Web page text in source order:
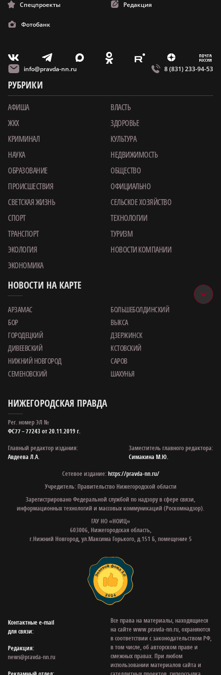
Спецпроекты Редакция
Фотобанк
V T X O E Z m
info@pravda-nn.ru 8 (831) 233-94-53
РУБРИКИ
АФИША
ВЛАСТЬ
ЖКХ
ЗДОРОВЬЕ
КРИМИНАЛ
КУЛЬТУРА
НАУКА
НЕДВИЖИМОСТЬ
ОБРАЗОВАНИЕ
ОБЩЕСТВО
ПРОИСШЕСТВИЯ
ОФИЦИАЛЬНО
СВЕТСКАЯ ЖИЗНЬ
СЕЛЬСКОЕ ХОЗЯЙСТВО
СПОРТ
ТЕХНОЛОГИИ
ТРАНСПОРТ
ТУРИЗМ
ЭКОЛОГИЯ
НОВОСТИ КОМПАНИИ
ЭКОНОМИКА
НОВОСТИ НА КАРТЕ
АРЗАМАС
БОЛЬШЕБОЛДИНСКИЙ
БОР
ВЫКСА
ГОРОДЕЦКИЙ
ДЗЕРЖИНСК
ДИВЕЕВСКИЙ
КСТОВСКИЙ
НИЖНИЙ НОВГОРОД
САРОВ
СЕМЕНОВСКИЙ
ШАХУНЬЯ
НИЖЕГОРОДСКАЯ ПРАВДА
Рег. номер ЭЛ №
ФС77 – 77243 от 20.11.2019 г.
Главный редактор издания:
Авдеева Л.А.
Заместитель главного редактора:
Симакина М.Ю.
Сетевое издание:https://pravda-nn.ru/
Учредитель: Правительство Нижегородской области
Зарегистрировано Федеральной службой по надзору в сфере связи,
информационных технологий и массовых коммуникаций (Роскомнадзор).
ГАУ НО «НОИЦ»
603006, Нижегородская область,
г.Нижний Новгород, ул.Максима Горького, д.151 Б, помещение 5
Контактные e‑mail
для связи:
Редакция:
news@pravda-nn.ru
Все права на материалы, находящиеся
на сайте www.pravda-nn.ru, охраняются
в соответствии с законодательством РФ,
в том числе, об авторском праве и
смежных правах. При любом
использовании материалов сайта и